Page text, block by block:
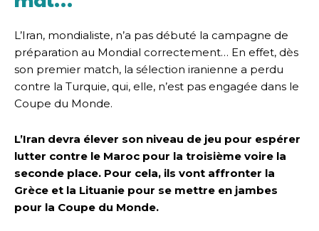
L’Iran, mondialiste, n’a pas débuté la campagne de
préparation au Mondial correctement… En effet, dès
son premier match, la sélection iranienne a perdu
contre la Turquie, qui, elle, n’est pas engagée dans le
Coupe du Monde.
L’Iran devra élever son niveau de jeu pour espérer
lutter contre le Maroc pour la troisième voire la
seconde place. Pour cela, ils vont affronter la
Grèce et la Lituanie pour se mettre en jambes
pour la Coupe du Monde.